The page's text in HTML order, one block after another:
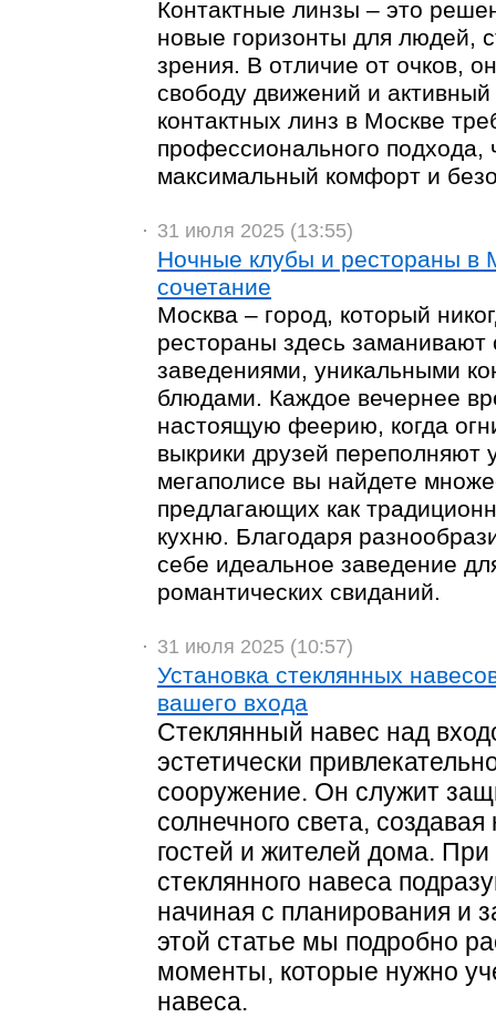
Контактные линзы – это
новые горизонты для людей,
зрения. В отличие от очков,
свободу движений и
контактных линз в Москве
профессионального подхода,
максимальный комфорт и
31 июля 2025 (13:55)
Ночные клубы и рестораны в
сочетание
Москва – город, который
рестораны здесь
заведениями, уникальными
блюдами. Каждое вечернее
настоящую феерию, когда
выкрики друзей
мегаполисе вы найдете
предлагающих как
кухню. Благодаря
себе идеальное заведение
романтических свиданий.
31 июля 2025 (10:57)
Установка стеклянных
вашего входа
Стеклянный навес над
эстетически
сооружение. Он служит
солнечного света,
гостей и жителей дома. При
стеклянного навеса
начиная с планирования и
этой статье мы подробно
моменты, которые нужно
навеса.